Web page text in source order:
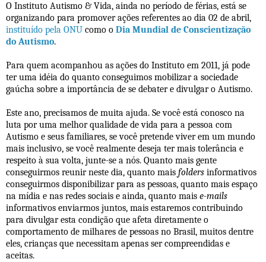
O Instituto Autismo & Vida, ainda no período de férias, está se
organizando para promover ações referentes ao dia 02 de abril,
instituído pela ONU como o Dia Mundial de Conscientização
do Autismo.
Para quem acompanhou as ações do Instituto em 2011, já pode
ter uma idéia do quanto conseguimos mobilizar a sociedade
gaúcha sobre a importância de se debater e divulgar o Autismo.
Este ano, precisamos de muita ajuda. Se você está conosco na
luta por uma melhor qualidade de vida para a pessoa com
Autismo e seus familiares, se você pretende viver em um mundo
mais inclusivo, se você realmente deseja ter mais tolerância e
respeito à sua volta, junte-se a nós. Quanto mais gente
conseguirmos reunir neste dia, quanto mais folders informativos
conseguirmos disponibilizar para as pessoas, quanto mais espaço
na mídia e nas redes sociais e ainda, quanto mais e-mails
informativos enviarmos juntos, mais estaremos contribuindo
para divulgar esta condição que afeta diretamente o
comportamento de milhares de pessoas no Brasil, muitos dentre
eles, crianças que necessitam apenas ser compreendidas e
aceitas.